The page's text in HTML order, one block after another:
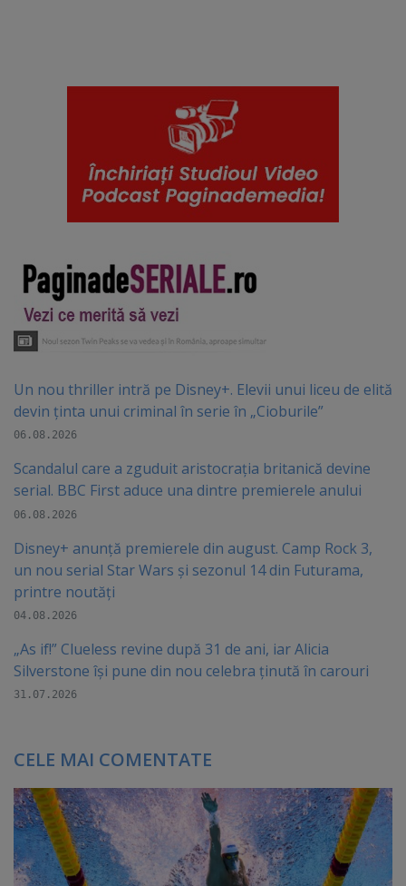
Un nou thriller intră pe Disney+. Elevii unui liceu de elită
devin ținta unui criminal în serie în „Cioburile”
06.08.2026
Scandalul care a zguduit aristocrația britanică devine
serial. BBC First aduce una dintre premierele anului
06.08.2026
Disney+ anunță premierele din august. Camp Rock 3,
un nou serial Star Wars și sezonul 14 din Futurama,
printre noutăți
04.08.2026
„As if!” Clueless revine după 31 de ani, iar Alicia
Silverstone își pune din nou celebra ținută în carouri
31.07.2026
CELE MAI COMENTATE